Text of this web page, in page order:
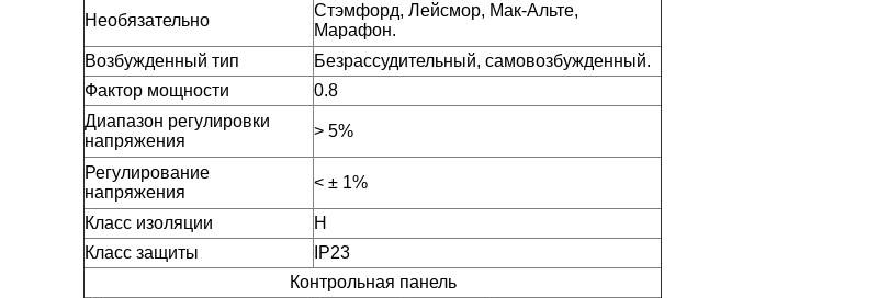
Необязательно
Стэмфорд, Лейсмор, Мак-Альте,
Марафон.
Возбужденный тип
Безрассудительный, самовозбужденный.
Фактор мощности
0.8
Диапазон регулировки
напряжения
> 5%
Регулирование
напряжения
< ± 1%
Класс изоляции
H
Класс защиты
IP23
Контрольная панель